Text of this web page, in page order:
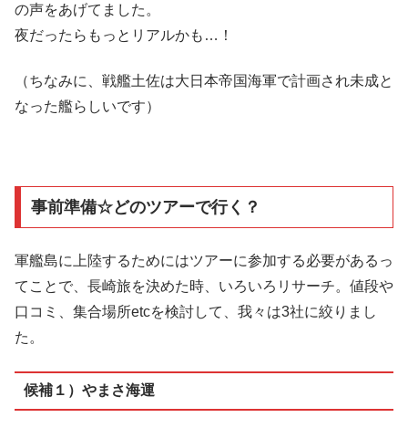
の声をあげてました。
夜だったらもっとリアルかも…！
（ちなみに、戦艦土佐は大日本帝国海軍で計画され未成と
なった艦らしいです）
事前準備☆どのツアーで行く？
軍艦島に上陸するためにはツアーに参加する必要があるっ
てことで、長崎旅を決めた時、いろいろリサーチ。値段や
口コミ、集合場所etcを検討して、我々は3社に絞りまし
た。
候補１）やまさ海運